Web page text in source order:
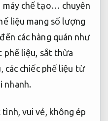
máy chế tạo… chuyên
liệu mang số lượng
các hàng quán như
phế liệu, sắt thừa
các chiếc phế liệu từ
nhanh.
vui vẻ, không ép